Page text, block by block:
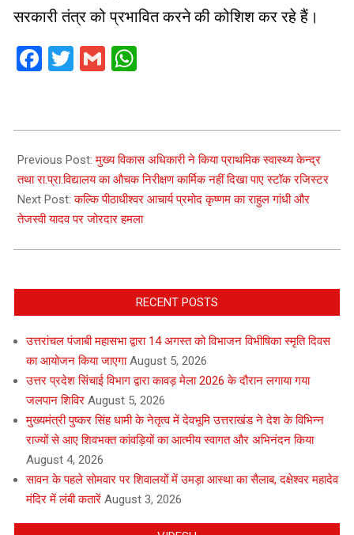
सरकारी तंत्र को प्रभावित करने की कोशिश कर रहे हैं।
Facebook
Twitter
Gmail
11-
05
Previous Post:मुख्य विकास अधिकारी ने किया प्राथमिक स्वास्थ्य केन्द्र
तथा रा.प्रा.विद्यालय का औचक निरीक्षण कार्मिक नहीं दिखा पाए स्टॉक रजिस्टर
Next Post:कल्कि पीठाधीश्वर आचार्य प्रमोद कृष्णम का राहुल गांधी और
तेजस्वी यादव पर जोरदार हमला
RECENT POSTS
उत्तरांचल पंजाबी महासभा द्वारा 14 अगस्त को विभाजन विभीषिका स्मृति दिवस
का आयोजन किया जाएगा August 5, 2026
उत्तर प्रदेश सिंचाई विभाग द्वारा कावड़ मेला 2026 के दौरान लगाया गया
जलपान शिविर August 5, 2026
मुख्यमंत्री पुष्कर सिंह धामी के नेतृत्व में देवभूमि उत्तराखंड ने देश के विभिन्न
राज्यों से आए शिवभक्त कांवड़ियों का आत्मीय स्वागत और अभिनंदन किया
August 4, 2026
सावन के पहले सोमवार पर शिवालयों में उमड़ा आस्था का सैलाब, दक्षेश्वर महादेव
मंदिर में लंबी कतारें August 3, 2026